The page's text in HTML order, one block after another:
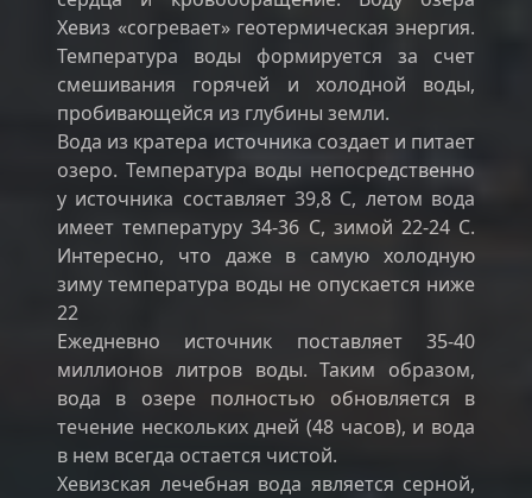
Хевиз «согревает» геотермическая энергия.
Температура воды формируется за счет
смешивания горячей и холодной воды,
пробивающейся из глубины земли.
Вода из кратера источника создает и питает
озеро. Температура воды непосредственно
у источника составляет 39,8 С, летом вода
имеет температуру 34-36 С, зимой 22-24 С.
Интересно, что даже в самую холодную
зиму температура воды не опускается ниже
22
Ежедневно источник поставляет 35-40
миллионов литров воды. Таким образом,
вода в озере полностью обновляется в
течение нескольких дней (48 часов), и вода
в нем всегда остается чистой.
Хевизская лечебная вода является серной,